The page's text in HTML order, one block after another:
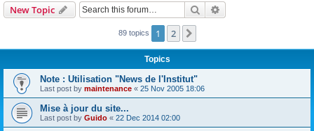
New Topic Search
89 topics 1 2
Topics
Note : Utilisation "News de l'Institut"
Last post by maintenance « 25 Nov 2005 18:06
Mise à jour du site...
Last post by Guido « 22 Dec 2014 02:00